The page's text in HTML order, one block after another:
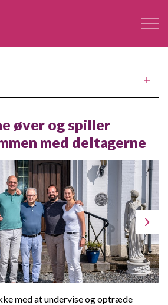
Kontakt
øver og spiller
med deltagerne
med at undervise og optræde